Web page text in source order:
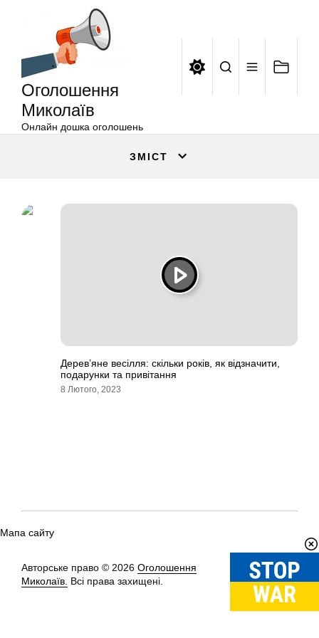
Оголошення
Миколаїв
Онлайн дошка оголошень
ЗМІСТ
Дерев’яне весілля: скільки років, як відзначити,
подарунки та привітання
8 Лютого, 2023
Мапа сайту
Авторське право © 2026 Оголошення
Миколаїв. Всі права захищені.
Вгору↑